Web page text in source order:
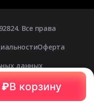
₽В корзину
Все права
Оферта
данных
рассылок